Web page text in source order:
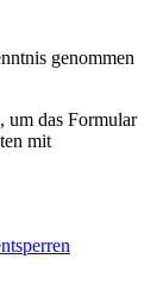
genommen
um das Formular
mit